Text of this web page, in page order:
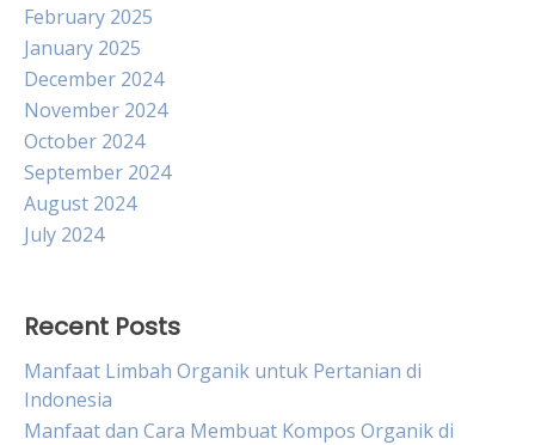
February 2025
January 2025
December 2024
November 2024
October 2024
September 2024
August 2024
July 2024
Recent Posts
Manfaat Limbah Organik untuk Pertanian di
Indonesia
Manfaat dan Cara Membuat Kompos Organik di